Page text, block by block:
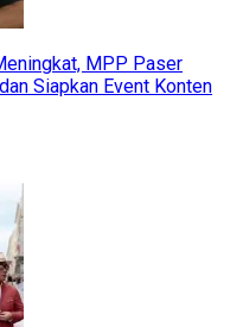
MPP Paser
Siapkan Event Konten